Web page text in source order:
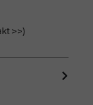
>>)